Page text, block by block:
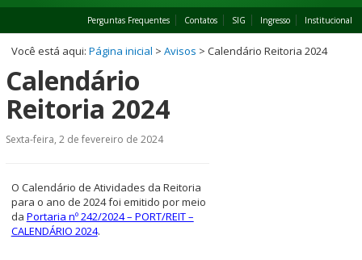
Perguntas Frequentes Contatos SIG Ingresso Institucional
Você está aqui: Página inicial > Avisos > Calendário Reitoria 2024
Calendário
Reitoria 2024
Sexta-feira, 2 de fevereiro de 2024
O Calendário de Atividades da Reitoria
para o ano de 2024 foi emitido por meio
da Portaria nº 242/2024 – PORT/REIT –
CALENDÁRIO 2024.